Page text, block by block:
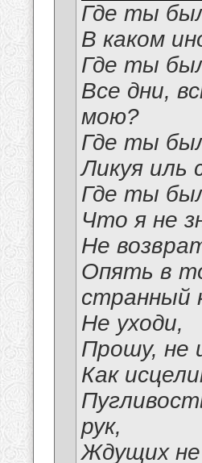
Где ты
В каком
Где ты
Все дни,
мою?
Где ты
Ликуя иль
Где ты
Что я не
Не
Опять в
странный
Не уходи,
Прошу, не
Как
рук,
Ждущих